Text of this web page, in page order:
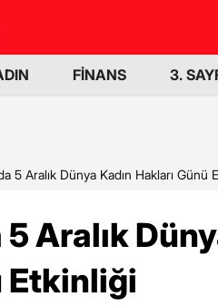
FİNANS 3.
5 Aralık Dünya Kadın Hakları Günü
Aralık
Etkinliği